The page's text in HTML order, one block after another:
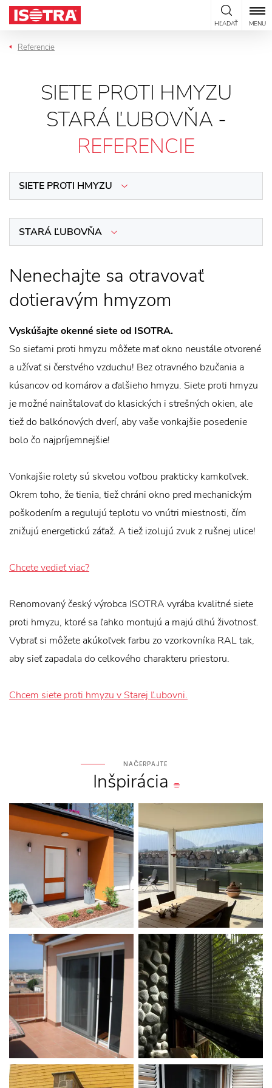
Preskočiť na obsah
HĽADAŤ MENU
Referencie
SIETE PROTI HMYZU
STARÁ ĽUBOVŇA -
REFERENCIE
SIETE PROTI HMYZU
STARÁ ĽUBOVŇA
Nenechajte sa otravovať
dotieravým hmyzom
Vyskúšajte okenné siete od ISOTRA.
So sieťami proti hmyzu môžete mať okno neustále otvorené
a užívať si čerstvého vzduchu! Bez otravného bzučania a
kúsancov od komárov a ďalšieho hmyzu. Siete proti hmyzu
je možné nainštalovať do klasických i strešných okien, ale
tiež do balkónových dverí, aby vaše vonkajšie posedenie
bolo čo najpríjemnejšie!
Vonkajšie rolety sú skvelou voľbou prakticky kamkoľvek.
Okrem toho, že tienia, tiež chráni okno pred mechanickým
poškodením a regulujú teplotu vo vnútri miestnosti, čím
znižujú energetickú záťaž. A tiež izolujú zvuk z rušnej ulice!
Chcete vedieť viac?
Renomovaný český výrobca ISOTRA vyrába kvalitné siete
proti hmyzu, ktoré sa ľahko montujú a majú dlhú životnosť.
Vybrať si môžete akúkoľvek farbu zo vzorkovníka RAL tak,
aby sieť zapadala do celkového charakteru priestoru.
Chcem siete proti hmyzu v Starej Ľubovni.
NAČERPAJTE
Inšpirácia